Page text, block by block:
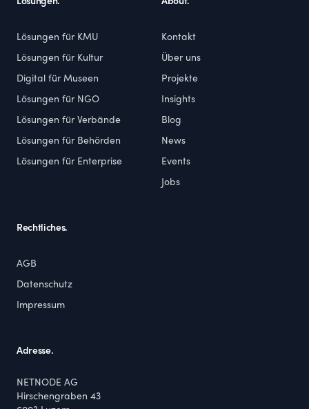
Lösungen für KMU
Lösungen für Kultur
Digital für Museen
Lösungen für NGO
Lösungen für Verbände
Lösungen für Behörden
Lösungen für Enterprise
Kontakt
Über uns
Projekte
Insights
Blog
News
Events
Jobs
Rechtliches.
AGB
Datenschutz
Impressum
Adresse.
NETNODE AG
Hirschengraben 43